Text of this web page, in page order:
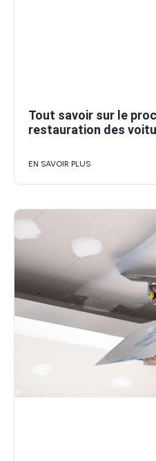
Tout savoir sur le
restauration des
EN SAVOIR PLUS